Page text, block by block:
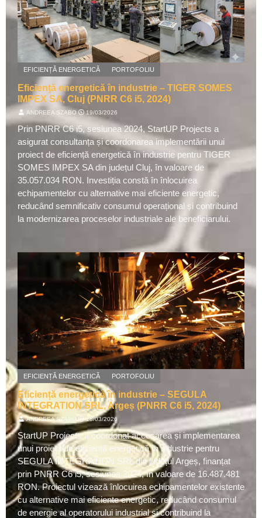
EFICIENȚĂ ENERGETICĂ PORTOFOLIU
Eficiență energetică în industrie – TIGER SOMES
IMPEX SA, Cluj (PNRR C6 i5, 2024)
ANDREEA SZABO⋅ 19/03/2026
Prin PNRR C6 i5, sesiunea 2024, StartUP Projects a
asigurat consultanța și coordonarea implementării unui
proiect de eficiență energetică în industrie pentru TIGER
SOMES IMPEX SA din județul Cluj, în valoare de
35.057.034 RON. Investiția constă în înlocuirea
echipamentelor cu alternative mai eficiente energetic,
reducând semnificativ consumul operațional și contribuind
la modernizarea proceselor industriale ale beneficiarului.
EFICIENȚĂ ENERGETICĂ PORTOFOLIU
Eficiență energetică în industrie – SEGULA
INTEGRATION SRL, Argeș (PNRR C6 i5, 2024)
ANDREEA SZABO⋅ 18/03/2026
StartUP Projects a coordonat accesarea și implementarea
unui proiect de eficiență energetică în industrie pentru
SEGULA INTEGRATION SRL din județul Argeș, finanțat
prin PNRR C6 i5, sesiunea 2024, în valoare de 16.487.481
RON. Proiectul vizează înlocuirea echipamentelor existente
cu alternative mai eficiente energetic, reducând consumul
de energie al operatorului industrial și contribuind la